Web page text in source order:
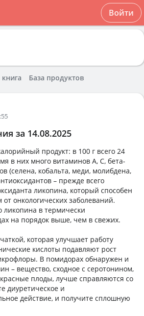
Войти
База продуктов
за 14.08.2025
продукт: в 100 г всего 24
в них много витаминов А, С, бета-
(селена, кобальта, меди, молибдена,
– прежде всего
ликопина, который способен
онкологических заболеваний.
ликопина в термически
на порядок выше, чем в свежих.
которая улучшает работу
кислоты подавляют рост
В помидорах обнаружен и
– вещество, сходное с серотонином,
красные плоды, лучше справляются со
диуретическое и
действие, и получите сплошную